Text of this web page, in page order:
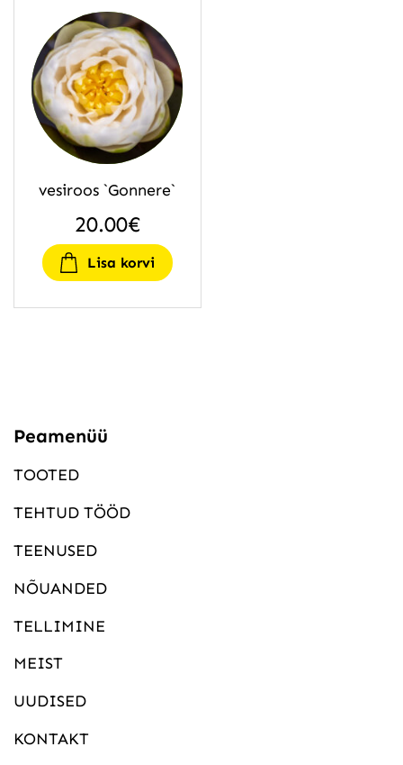
vesiroos `Gonnere`
20.00€
Lisa korvi
Peamenüü
TOOTED
TEHTUD TÖÖD
TEENUSED
NÕUANDED
TELLIMINE
MEIST
UUDISED
KONTAKT